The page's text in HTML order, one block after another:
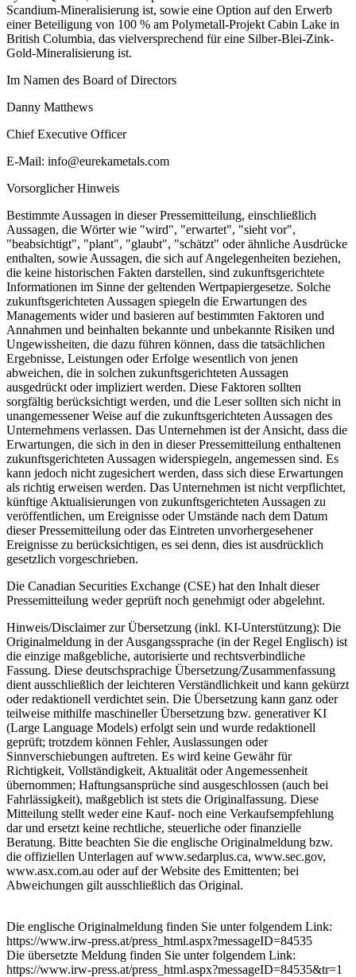
Scandium-Mineralisierung ist, sowie eine Option auf den Erwerb
einer Beteiligung von 100 % am Polymetall-Projekt Cabin Lake in
British Columbia, das vielversprechend für eine Silber-Blei-Zink-
Gold-Mineralisierung ist.
Im Namen des Board of Directors
Danny Matthews
Chief Executive Officer
E-Mail: info@eurekametals.com
Vorsorglicher Hinweis
Bestimmte Aussagen in dieser Pressemitteilung, einschließlich
Aussagen, die Wörter wie "wird", "erwartet", "sieht vor",
"beabsichtigt", "plant", "glaubt", "schätzt" oder ähnliche Ausdrücke
enthalten, sowie Aussagen, die sich auf Angelegenheiten beziehen,
die keine historischen Fakten darstellen, sind zukunftsgerichtete
Informationen im Sinne der geltenden Wertpapiergesetze. Solche
zukunftsgerichteten Aussagen spiegeln die Erwartungen des
Managements wider und basieren auf bestimmten Faktoren und
Annahmen und beinhalten bekannte und unbekannte Risiken und
Ungewissheiten, die dazu führen können, dass die tatsächlichen
Ergebnisse, Leistungen oder Erfolge wesentlich von jenen
abweichen, die in solchen zukunftsgerichteten Aussagen
ausgedrückt oder impliziert werden. Diese Faktoren sollten
sorgfältig berücksichtigt werden, und die Leser sollten sich nicht in
unangemessener Weise auf die zukunftsgerichteten Aussagen des
Unternehmens verlassen. Das Unternehmen ist der Ansicht, dass die
Erwartungen, die sich in den in dieser Pressemitteilung enthaltenen
zukunftsgerichteten Aussagen widerspiegeln, angemessen sind. Es
kann jedoch nicht zugesichert werden, dass sich diese Erwartungen
als richtig erweisen werden. Das Unternehmen ist nicht verpflichtet,
künftige Aktualisierungen von zukunftsgerichteten Aussagen zu
veröffentlichen, um Ereignisse oder Umstände nach dem Datum
dieser Pressemitteilung oder das Eintreten unvorhergesehener
Ereignisse zu berücksichtigen, es sei denn, dies ist ausdrücklich
gesetzlich vorgeschrieben.
Die Canadian Securities Exchange (CSE) hat den Inhalt dieser
Pressemitteilung weder geprüft noch genehmigt oder abgelehnt.
Hinweis/Disclaimer zur Übersetzung (inkl. KI-Unterstützung): Die
Originalmeldung in der Ausgangssprache (in der Regel Englisch) ist
die einzige maßgebliche, autorisierte und rechtsverbindliche
Fassung. Diese deutschsprachige Übersetzung/Zusammenfassung
dient ausschließlich der leichteren Verständlichkeit und kann gekürzt
oder redaktionell verdichtet sein. Die Übersetzung kann ganz oder
teilweise mithilfe maschineller Übersetzung bzw. generativer KI
(Large Language Models) erfolgt sein und wurde redaktionell
geprüft; trotzdem können Fehler, Auslassungen oder
Sinnverschiebungen auftreten. Es wird keine Gewähr für
Richtigkeit, Vollständigkeit, Aktualität oder Angemessenheit
übernommen; Haftungsansprüche sind ausgeschlossen (auch bei
Fahrlässigkeit), maßgeblich ist stets die Originalfassung. Diese
Mitteilung stellt weder eine Kauf- noch eine Verkaufsempfehlung
dar und ersetzt keine rechtliche, steuerliche oder finanzielle
Beratung. Bitte beachten Sie die englische Originalmeldung bzw.
die offiziellen Unterlagen auf www.sedarplus.ca, www.sec.gov,
www.asx.com.au oder auf der Website des Emittenten; bei
Abweichungen gilt ausschließlich das Original.
Die englische Originalmeldung finden Sie unter folgendem Link:
https://www.irw-press.at/press_html.aspx?messageID=84535
Die übersetzte Meldung finden Sie unter folgendem Link:
https://www.irw-press.at/press_html.aspx?messageID=84535&tr=1